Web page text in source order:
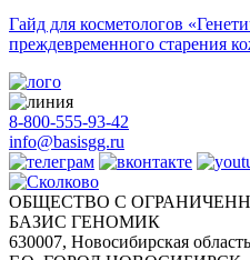
Гайд для косметологов
преждевременного старения
8-800-555-93-42
info@basisgg.ru
ОБЩЕСТВО С
БАЗИС ГЕНОМИК
630007, Новосибирская